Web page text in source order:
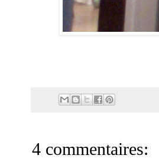
4 commentaires: